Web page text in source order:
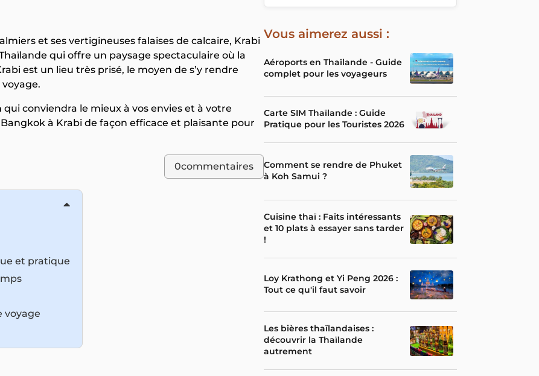
et ses vertigineuses falaises de calcaire, Krabi
qui offre un paysage spectaculaire où la
est un lieu très prisé, le moyen de s’y rendre
conviendra le mieux à vos envies et à votre
à Krabi de façon efficace et plaisante pour
0commentaires
et pratique
voyage
Vous aimerez aussi :
Aéroports en Thaïlande - Guide
complet pour les voyageurs
Carte SIM Thaïlande : Guide
Pratique pour les Touristes 2026
Comment se rendre de Phuket
à Koh Samui ?
Cuisine thaï : Faits intéressants
et 10 plats à essayer sans tarder
!
Loy Krathong et Yi Peng 2026 :
Tout ce qu'il faut savoir
Les bières thaïlandaises :
découvrir la Thaïlande
autrement